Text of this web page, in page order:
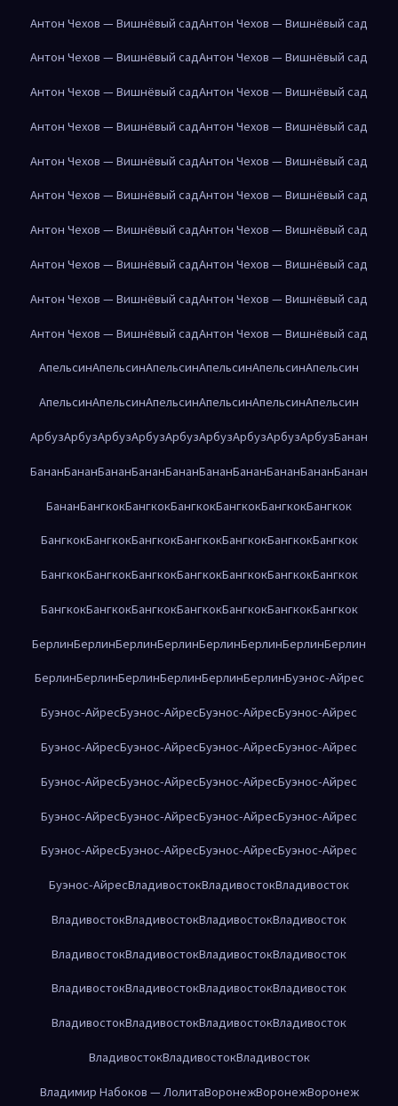
Антон Чехов — Вишнёвый садАнтон Чехов — Вишнёвый сад
Антон Чехов — Вишнёвый садАнтон Чехов — Вишнёвый сад
Антон Чехов — Вишнёвый садАнтон Чехов — Вишнёвый сад
Антон Чехов — Вишнёвый садАнтон Чехов — Вишнёвый сад
Антон Чехов — Вишнёвый садАнтон Чехов — Вишнёвый сад
Антон Чехов — Вишнёвый садАнтон Чехов — Вишнёвый сад
Антон Чехов — Вишнёвый садАнтон Чехов — Вишнёвый сад
Антон Чехов — Вишнёвый садАнтон Чехов — Вишнёвый сад
Антон Чехов — Вишнёвый садАнтон Чехов — Вишнёвый сад
Антон Чехов — Вишнёвый садАнтон Чехов — Вишнёвый сад
АпельсинАпельсинАпельсинАпельсинАпельсинАпельсин
АпельсинАпельсинАпельсинАпельсинАпельсинАпельсин
АрбузАрбузАрбузАрбузАрбузАрбузАрбузАрбузАрбузБанан
БананБананБананБананБананБананБананБананБананБанан
БананБангкокБангкокБангкокБангкокБангкокБангкок
БангкокБангкокБангкокБангкокБангкокБангкокБангкок
БангкокБангкокБангкокБангкокБангкокБангкокБангкок
БангкокБангкокБангкокБангкокБангкокБангкокБангкок
БерлинБерлинБерлинБерлинБерлинБерлинБерлинБерлин
БерлинБерлинБерлинБерлинБерлинБерлинБуэнос-Айрес
Буэнос-АйресБуэнос-АйресБуэнос-АйресБуэнос-Айрес
Буэнос-АйресБуэнос-АйресБуэнос-АйресБуэнос-Айрес
Буэнос-АйресБуэнос-АйресБуэнос-АйресБуэнос-Айрес
Буэнос-АйресБуэнос-АйресБуэнос-АйресБуэнос-Айрес
Буэнос-АйресБуэнос-АйресБуэнос-АйресБуэнос-Айрес
Буэнос-АйресВладивостокВладивостокВладивосток
ВладивостокВладивостокВладивостокВладивосток
ВладивостокВладивостокВладивостокВладивосток
ВладивостокВладивостокВладивостокВладивосток
ВладивостокВладивостокВладивостокВладивосток
ВладивостокВладивостокВладивосток
Владимир Набоков — ЛолитаВоронежВоронежВоронеж